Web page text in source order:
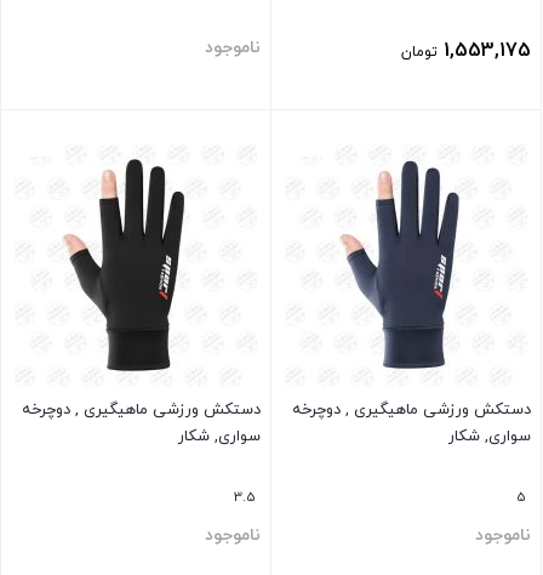
1,553,175 تومان ناموجود
دستکش ورزشی ماهیگیری , دوچرخه
سواری, شکار
5
ناموجود
دستکش ورزشی ماهیگیری , دوچرخه
سواری, شکار
3.5
ناموجود